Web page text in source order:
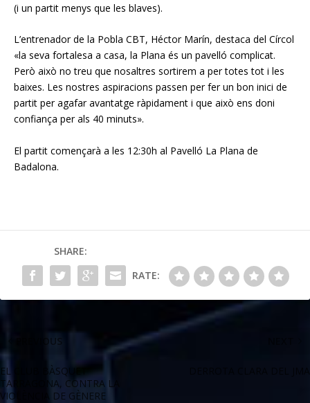
(i un partit menys que les blaves).
L’entrenador de la Pobla CBT, Héctor Marín, destaca del Círcol
«la seva fortalesa a casa, la Plana és un pavelló complicat.
Però això no treu que nosaltres sortirem a per totes tot i les
baixes. Les nostres aspiracions passen per fer un bon inici de
partit per agafar avantatge ràpidament i que això ens doni
confiança per als 40 minuts».
El partit començarà a les 12:30h al Pavelló La Plana de
Badalona.
SHARE:
RATE:
PREVIOUS
EL CLUB BÀSQUET
TARRAGONA, CONTRA LA
VIOLÈNCIA DE GÈNERE